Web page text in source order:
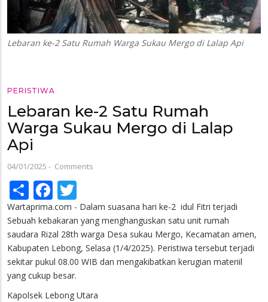
Lebaran ke-2 Satu Rumah Warga Sukau Mergo di Lalap Api
PERISTIWA
Lebaran ke-2 Satu Rumah
Warga Sukau Mergo di Lalap
Api
04/01/2025 - Comments
ShareFacebook
Wartaprima.com - Dalam suasana hari ke-2 idul Fitri terjadi
Sebuah kebakaran yang menghanguskan satu unit rumah
saudara Rizal 28th warga Desa sukau Mergo, Kecamatan amen,
Kabupaten Lebong, Selasa (1/4/2025). Peristiwa tersebut terjadi
sekitar pukul 08.00 WIB dan mengakibatkan kerugian materiil
yang cukup besar.
Kapolsek Lebong Utara